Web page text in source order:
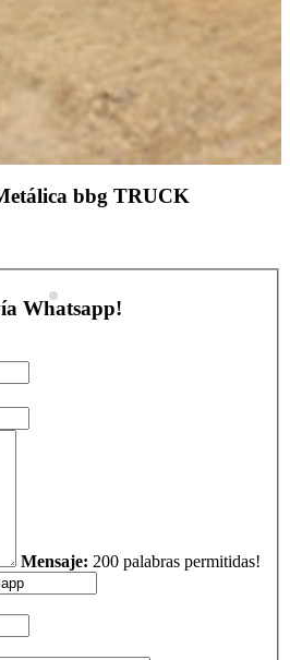
bbg TRUCK
Whatsapp!
Mensaje: 200 palabras permitidas!